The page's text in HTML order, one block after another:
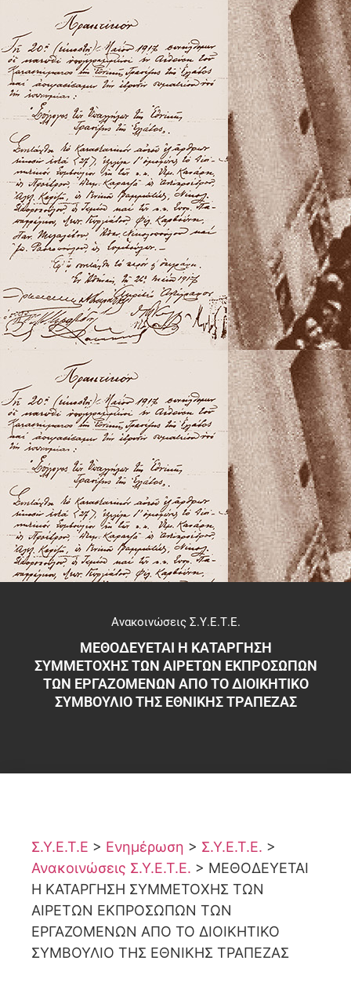
Ανακοινώσεις Σ.Υ.Ε.Τ.Ε.
ΜΕΘΟΔΕΥΕΤΑΙ Η ΚΑΤΑΡΓΗΣΗ
ΣΥΜΜΕΤΟΧΗΣ ΤΩΝ ΑΙΡΕΤΩΝ ΕΚΠΡΟΣΩΠΩΝ
ΤΩΝ ΕΡΓΑΖΟΜΕΝΩΝ ΑΠΟ ΤΟ ΔΙΟΙΚΗΤΙΚΟ
ΣΥΜΒΟΥΛΙΟ ΤΗΣ ΕΘΝΙΚΗΣ ΤΡΑΠΕΖΑΣ
Σ.Υ.Ε.Τ.Ε > Ενημέρωση > Σ.Υ.Ε.Τ.Ε. >
Ανακοινώσεις Σ.Υ.Ε.Τ.Ε. > ΜΕΘΟΔΕΥΕΤΑΙ
Η ΚΑΤΑΡΓΗΣΗ ΣΥΜΜΕΤΟΧΗΣ ΤΩΝ
ΑΙΡΕΤΩΝ ΕΚΠΡΟΣΩΠΩΝ ΤΩΝ
ΕΡΓΑΖΟΜΕΝΩΝ ΑΠΟ ΤΟ ΔΙΟΙΚΗΤΙΚΟ
ΣΥΜΒΟΥΛΙΟ ΤΗΣ ΕΘΝΙΚΗΣ ΤΡΑΠΕΖΑΣ